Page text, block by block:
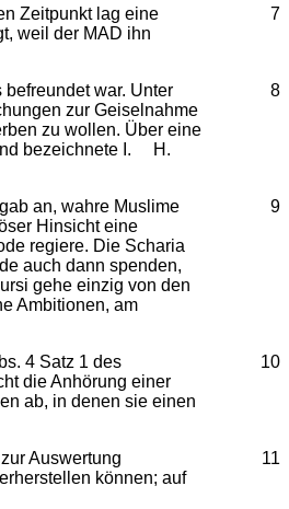
7
Zeitpunkt lag eine
weil der MAD ihn
8
war. Unter
zur Geiselnahme
zu wollen. Über eine
bezeichnete I. H.
9
an, wahre Muslime
Hinsicht eine
regiere. Die Scharia
auch dann spenden,
gehe einzig von den
Ambitionen, am
10
4 Satz 1 des
die Anhörung einer
ab, in denen sie einen
11
Auswertung
können; auf